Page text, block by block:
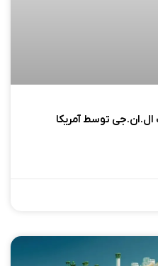
توسط آمریکا